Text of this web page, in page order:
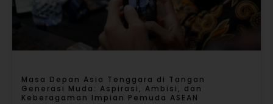
Masa Depan Asia Tenggara di Tangan
Generasi Muda: Aspirasi, Ambisi, dan
Keberagaman Impian Pemuda ASEAN